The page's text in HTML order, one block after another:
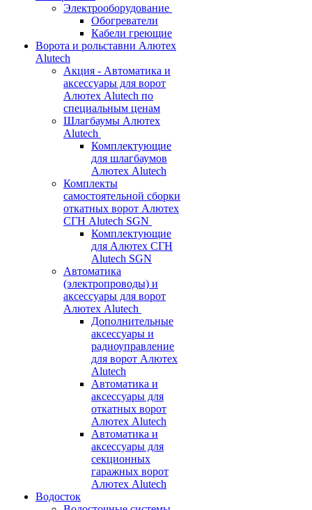
Электрооборудование
Обогреватели
Кабели греющие
Ворота и рольставни Алютех
Alutech
Акция - Автоматика и
аксессуары для ворот
Алютех Alutech по
специальным ценам
Шлагбаумы Алютех
Alutech
Комплектующие
для шлагбаумов
Алютех Alutech
Комплекты
самостоятельной сборки
откатных ворот Алютех
СГН Alutech SGN
Комплектующие
для Алютех СГН
Alutech SGN
Автоматика
(электропроводы) и
аксессуары для ворот
Алютех Alutech
Дополнительные
аксессуары и
радиоуправление
для ворот Алютех
Alutech
Автоматика и
аксессуары для
откатных ворот
Алютех Alutech
Автоматика и
аксессуары для
секционных
гаражных ворот
Алютех Alutech
Водосток